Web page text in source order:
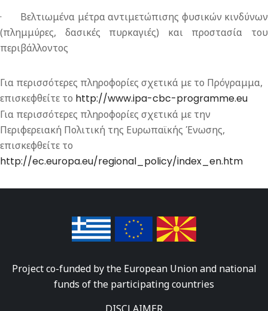
· Βελτιωμένα μέτρα αντιμετώπισης φυσικών κινδύνων
(πλημμύρες, δασικές πυρκαγιές) και προστασία του
περιβάλλοντος
Για περισσότερες πληροφορίες σχετικά με το Πρόγραμμα,
επισκεφθείτε το http://www.ipa-cbc-programme.eu
Για περισσότερες πληροφορίες σχετικά με την
Περιφερειακή Πολιτική της Ευρωπαϊκής Ένωσης,
επισκεφθείτε το
http://ec.europa.eu/regional_policy/index_en.htm
Project co-funded by the European Union and national
funds of the participating countries